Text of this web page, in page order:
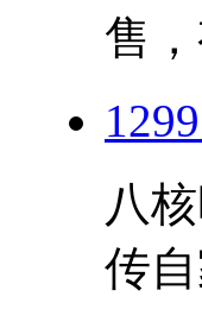
售
八
传